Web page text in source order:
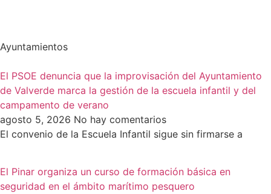
Ayuntamientos
El PSOE denuncia que la improvisación del Ayuntamiento
de Valverde marca la gestión de la escuela infantil y del
campamento de verano
agosto 5, 2026 No hay comentarios
El convenio de la Escuela Infantil sigue sin firmarse a
El Pinar organiza un curso de formación básica en
seguridad en el ámbito marítimo pesquero